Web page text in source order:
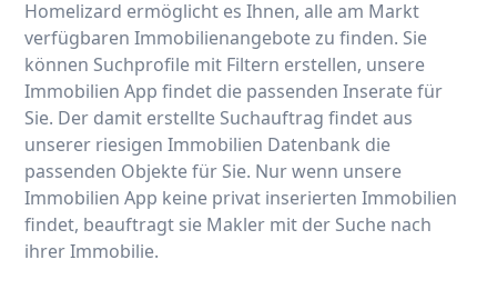
Homelizard ermöglicht es Ihnen, alle am Markt
verfügbaren Immobilienangebote zu finden. Sie
können Suchprofile mit Filtern erstellen, unsere
Immobilien App findet die passenden Inserate für
Sie. Der damit erstellte Suchauftrag findet aus
unserer riesigen Immobilien Datenbank die
passenden Objekte für Sie. Nur wenn unsere
Immobilien App keine privat inserierten Immobilien
findet, beauftragt sie Makler mit der Suche nach
ihrer Immobilie.